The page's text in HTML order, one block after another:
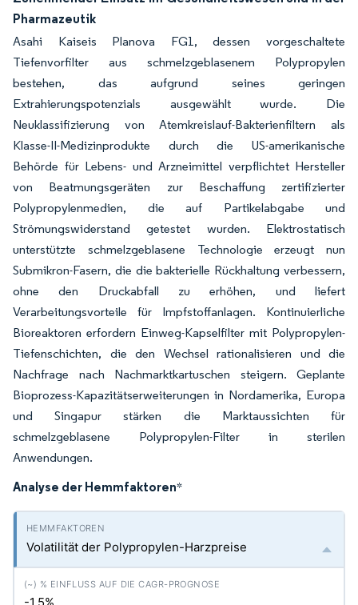
Pharmazeutik
Asahi Kaiseis Planova FG1, dessen vorgeschaltete
Tiefenvorfilter aus schmelzgeblasenem Polypropylen
bestehen, das aufgrund seines geringen
Extrahierungspotenzials ausgewählt wurde. Die
Neuklassifizierung von Atemkreislauf-Bakterienfiltern als
Klasse-II-Medizinprodukte durch die US-amerikanische
Behörde für Lebens- und Arzneimittel verpflichtet Hersteller
von Beatmungsgeräten zur Beschaffung zertifizierter
Polypropylenmedien, die auf Partikelabgabe und
Strömungswiderstand getestet wurden. Elektrostatisch
unterstützte schmelzgeblasene Technologie erzeugt nun
Submikron-Fasern, die die bakterielle Rückhaltung verbessern,
ohne den Druckabfall zu erhöhen, und liefert
Verarbeitungsvorteile für Impfstoffanlagen. Kontinuierliche
Bioreaktoren erfordern Einweg-Kapselfilter mit Polypropylen-
Tiefenschichten, die den Wechsel rationalisieren und die
Nachfrage nach Nachmarktkartuschen steigern. Geplante
Bioprozess-Kapazitätserweiterungen in Nordamerika, Europa
und Singapur stärken die Marktaussichten für
schmelzgeblasene Polypropylen-Filter in sterilen
Anwendungen.
Analyse der Hemmfaktoren*
Volatilität der Polypropylen-Harzpreise